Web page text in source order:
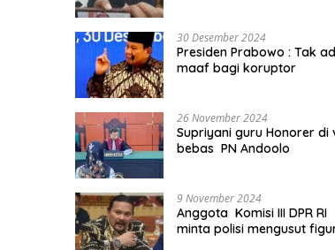
30 Desember 2024
Presiden Prabowo : Tak
maaf bagi koruptor
26 November 2024
Supriyani guru Honorer di
bebas PN Andoolo
9 November 2024
Anggota Komisi III DPR RI
minta polisi mengusut